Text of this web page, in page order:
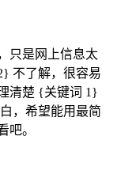
只是网上信息太
不了解，很容易
清楚 {关键词 1}
，希望能用最简
吧。